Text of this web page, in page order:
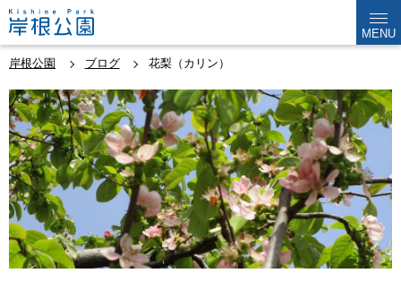
MENU
岸根公園 ブログ 花梨（カリン）